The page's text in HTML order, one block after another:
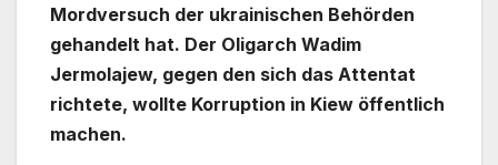
Mordversuch der ukrainischen Behörden
gehandelt hat. Der Oligarch Wadim
Jermolajew, gegen den sich das Attentat
richtete, wollte Korruption in Kiew öffentlich
machen.